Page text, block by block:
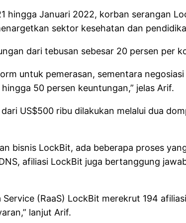
hingga Januari 2022, korban serangan
sektor kesehatan dan
dari tebusan sebesar 20 persen per
untuk pemerasan, sementara
50 persen keuntungan,” jelas Arif.
US$500 ribu dilakukan melalui dua
bisnis LockBit, ada beberapa proses
afiliasi LockBit juga bertanggung
Service (RaaS) LockBit merekrut 194
lanjut Arif.